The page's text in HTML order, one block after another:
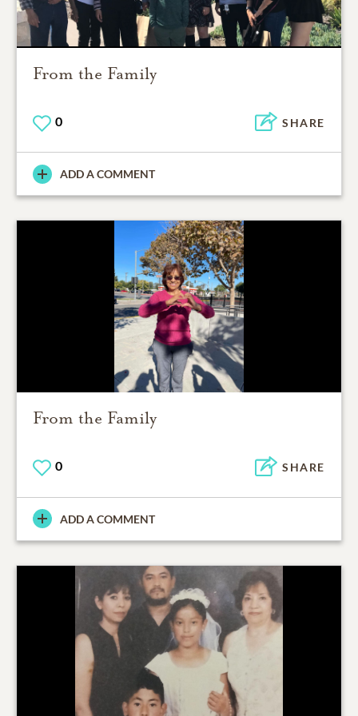
From the Family
0 SHARE
ADD A COMMENT
From the Family
0 SHARE
ADD A COMMENT